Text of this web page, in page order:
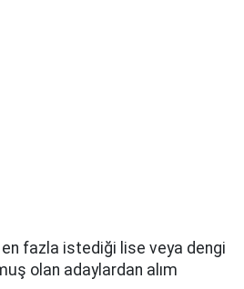
fazla istediği lise veya dengi
olan adaylardan alım